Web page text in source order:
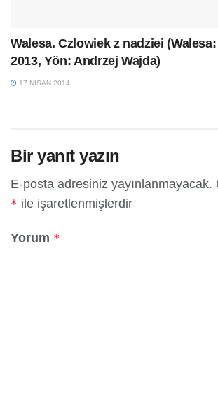
Walesa. Czlowiek z nadziei
2013, Yön: Andrzej Wajda)
17 NISAN 2014
Bir yanıt yazın
E-posta adresiniz yayınlanmayacak.
* ile işaretlenmişlerdir
Yorum *